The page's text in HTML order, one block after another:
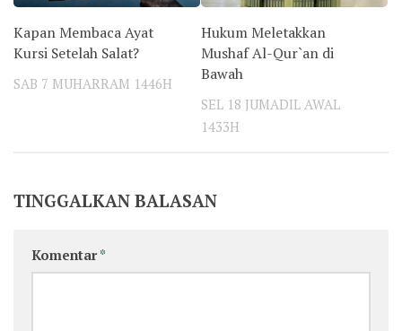
Kapan Membaca Ayat
Kursi Setelah Salat?
SAB 7 MUHARRAM 1446H
Hukum Meletakkan
Mushaf Al-Qur`an di
Bawah
SEL 18 JUMADIL AWAL
1433H
TINGGALKAN BALASAN
Komentar*